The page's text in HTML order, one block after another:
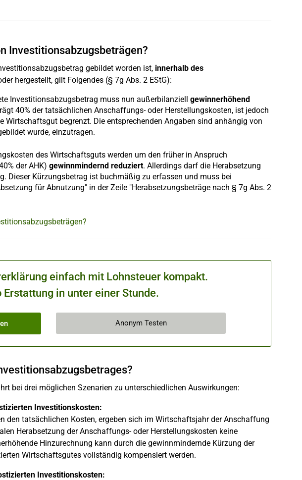
Investitionsabzugsbeträgen?
gebildet worden ist, innerhalb des
hergestellt, gilt Folgendes (§ 7g Abs. 2 EStG):
Investitionsabzugsbetrag muss nun außerbilanziell gewinnerhöhend
40% der tatsächlichen Anschaffungs- oder Herstellungskosten, ist jedoch
Wirtschaftsgut begrenzt. Die entsprechenden Angaben sind anhängig von
wurde, einzutragen.
des Wirtschaftsguts werden um den früher in Anspruch
der AHK) gewinnmindernd reduziert. Allerdings darf die Herabsetzung
Dieser Kürzungsbetrag ist buchmäßig zu erfassen und muss bei
für Abnutzung" in der Zeile "Herabsetzungsbeträge nach § 7g Abs. 2
einfach mit Lohnsteuer kompakt.
Erstattung in unter einer Stunde.
Anonym Testen
bei drei möglichen Szenarien zu unterschiedlichen Auswirkungen:
Investitionskosten:
den tatsächlichen Kosten, ergeben sich im Wirtschaftsjahr der Anschaffung
Herabsetzung der Anschaffungs- oder Herstellungskosten keine
Hinzurechnung kann durch die gewinnmindernde Kürzung der
Wirtschaftsgutes vollständig kompensiert werden.
Investitionskosten: